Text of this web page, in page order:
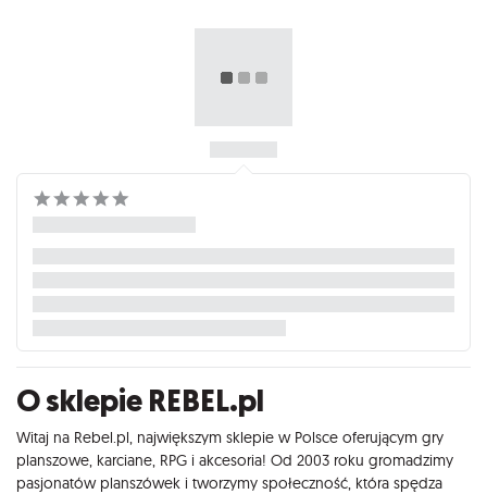
O sklepie REBEL.pl
Witaj na Rebel.pl, największym sklepie w Polsce oferującym gry
planszowe, karciane, RPG i akcesoria! Od 2003 roku gromadzimy
pasjonatów planszówek i tworzymy społeczność, która spędza